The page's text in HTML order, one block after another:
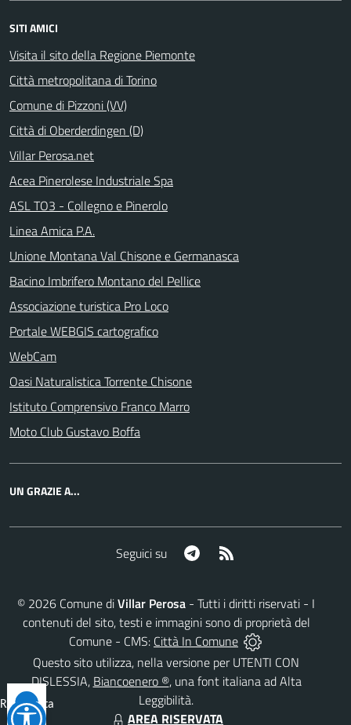
SITI AMICI
Visita il sito della Regione Piemonte
Città metropolitana di Torino
Comune di Pizzoni (VV)
Città di Oberderdingen (D)
Villar Perosa.net
Acea Pinerolese Industriale Spa
ASL TO3 - Collegno e Pinerolo
Linea Amica P.A.
Unione Montana Val Chisone e Germanasca
Bacino Imbrifero Montano del Pellice
Associazione turistica Pro Loco
Portale WEBGIS cartografico
WebCam
Oasi Naturalistica Torrente Chisone
Istituto Comprensivo Franco Marro
Moto Club Gustavo Boffa
UN GRAZIE A...
Seguici su Telegram
© 2026 Comune diVillar Perosa - Tutti i diritti riservati - I
contenuti del sito, testi e immagini sono di proprietà del
Comune - CMS: Città In Comune
Questo sito utilizza, nella versione per UTENTI CON
DISLESSIA, Biancoenero ®, una font italiana ad Alta
Leggibilità.
AREA RISERVATA
Reimposta
tutto